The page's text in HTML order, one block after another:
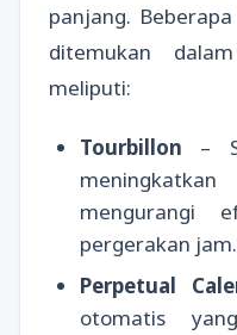
panjang.
ditemukan
meliputi:
Tourbillon –
mengurangi
pergerakan jam.
Perpetual
otomatis